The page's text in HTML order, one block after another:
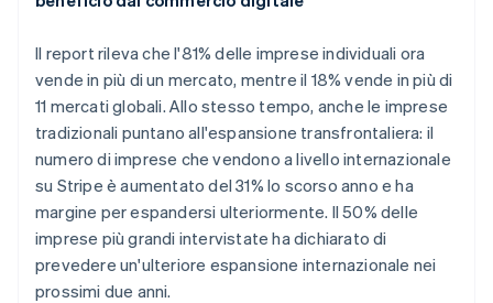
Il report rileva che l'81% delle imprese individuali ora
vende in più di un mercato, mentre il 18% vende in più di
11 mercati globali. Allo stesso tempo, anche le imprese
tradizionali puntano all'espansione transfrontaliera: il
numero di imprese che vendono a livello internazionale
su Stripe è aumentato del 31% lo scorso anno e ha
margine per espandersi ulteriormente. Il 50% delle
imprese più grandi intervistate ha dichiarato di
prevedere un'ulteriore espansione internazionale nei
prossimi due anni.
Australia
English
Austria